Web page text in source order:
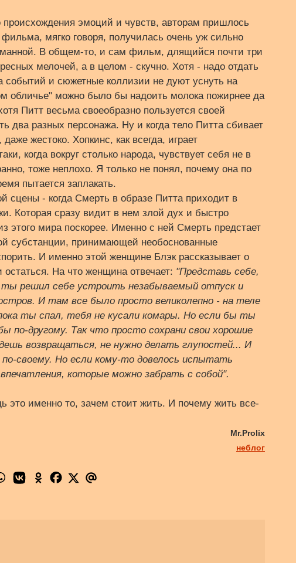
происхождения эмоций и чувств, авторам пришлось
мягко говоря, получилась очень уж сильно
В общем-то, и сам фильм, длящийся почти три
мелочей, а в целом - скучно. Хотя - надо отдать
событий и сюжетные коллизии не дуют уснуть на
обличье" можно было бы надоить молока пожирнее да
Питт весьма своеобразно пользуется своей
два разных персонажа. Ну и когда тело Питта сбивает
жестоко. Хопкинс, как всегда, играет
когда вокруг столько народа, чувствует себя не в
тоже неплохо. Я только не понял, почему она по
пытается заплакать.
сцены - когда Смерть в образе Питта приходит в
Которая сразу видит в нем злой дух и быстро
этого мира поскорее. Именно с ней Смерть предстает
субстанции, принимающей необоснованные
И именно этой женщине Блэк рассказывает о
На что женщина отвечает: "Представь себе,
ты решил себе устроить незабываемый отпуск и
И там все было просто великолепно - на теле
ты спал, тебя не кусали комары. Но если бы ты
по-другому. Так что просто сохрани свои хорошие
возвращаться, не нужно делать глупостей... И
по-своему. Но если кому-то довелось испытать
которые можно забрать с собой".
это именно то, зачем стоит жить. И почему жить все-
Mr.Prolix
неблог